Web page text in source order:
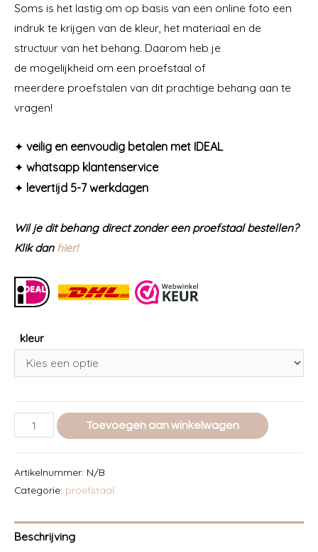
Soms is het lastig om op basis van een online foto een
indruk te krijgen van de kleur, het materiaal en de
structuur van het behang. Daarom heb je
de mogelijkheid om een proefstaal of
meerdere proefstalen van dit prachtige behang aan te
vragen!
✦ veilig en eenvoudig betalen met IDEAL
✦ whatsapp klantenservice
✦ levertijd 5-7 werkdagen
Wil je dit behang direct zonder een proefstaal bestellen?
Klik dan hier!
kleur
Bosdieren
herten
Toevoegen aan winkelwagen
Artikelnummer: N/B
Categorie: proefstaal
Beschrijving